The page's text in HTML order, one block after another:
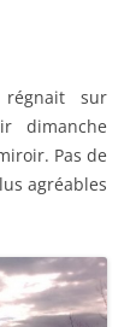
sur
dimanche
Pas de
agréables